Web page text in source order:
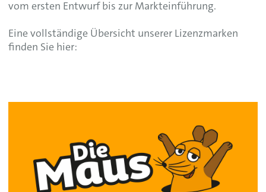
vom ersten Entwurf bis zur Markteinführung.
Eine vollständige Übersicht unserer Lizenzmarken
finden Sie hier: